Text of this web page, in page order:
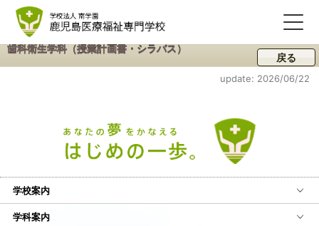
歯科衛生学科（授業計画書・シラバス）
戻る
update: 2026/06/22
学校案内
学科案内